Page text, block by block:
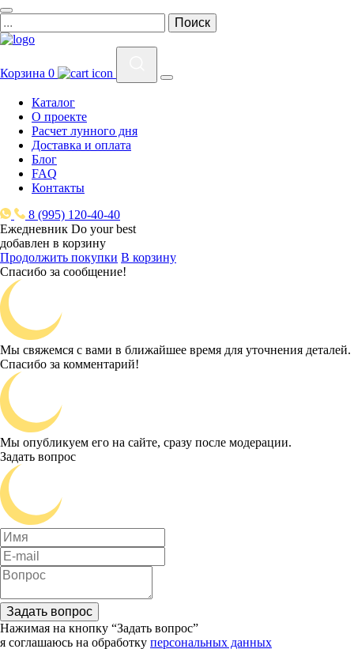
Корзина 0
Каталог
О проекте
Расчет лунного дня
Доставка и оплата
Блог
FAQ
Контакты
8 (995) 120-40-40
Ежедневник Do your best
добавлен в корзину
Продолжить покупки В корзину
Спасибо за сообщение!
Мы свяжемся с вами в ближайшее время для уточнения деталей.
Спасибо за комментарий!
Мы опубликуем его на сайте, сразу после модерации.
Задать вопрос
Задать вопрос
Нажимая на кнопку “Задать вопрос”
я соглашаюсь на обработку персональных данных